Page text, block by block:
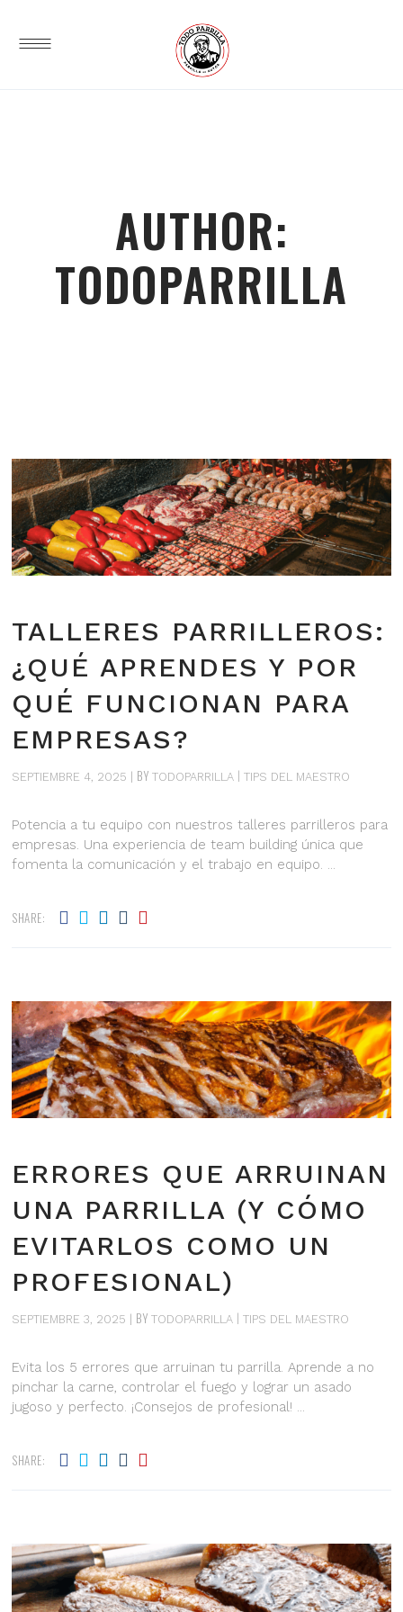
AUTHOR:
TODOPARRILLA
TALLERES PARRILLEROS:
¿QUÉ APRENDES Y POR
QUÉ FUNCIONAN PARA
EMPRESAS?
SEPTIEMBRE 4, 2025 BYTODOPARRILLA TIPS DEL MAESTRO
Potencia a tu equipo con nuestros talleres parrilleros para
empresas. Una experiencia de team building única que
fomenta la comunicación y el trabajo en equipo.
SHARE:
ERRORES QUE ARRUINAN
UNA PARRILLA (Y CÓMO
EVITARLOS COMO UN
PROFESIONAL)
SEPTIEMBRE 3, 2025 BYTODOPARRILLA TIPS DEL MAESTRO
Evita los 5 errores que arruinan tu parrilla. Aprende a no
pinchar la carne, controlar el fuego y lograr un asado
jugoso y perfecto. ¡Consejos de profesional!
SHARE: